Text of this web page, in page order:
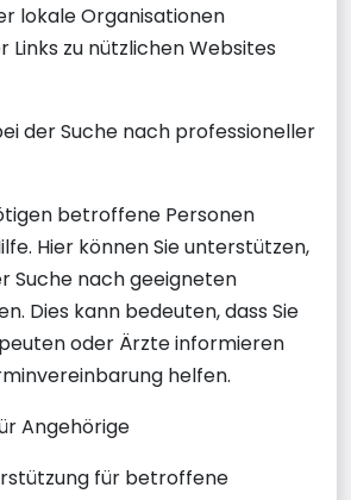
lokale Organisationen
Links zu nützlichen Websites
der Suche nach professioneller
betroffene Personen
Hier können Sie unterstützen,
Suche nach geeigneten
Dies kann bedeuten, dass Sie
oder Ärzte informieren
helfen.
Angehörige
für betroffene